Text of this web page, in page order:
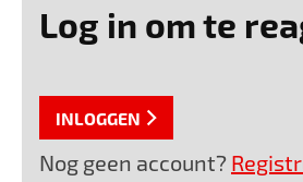
Log in om te
INLOGGEN
Nog geen account?